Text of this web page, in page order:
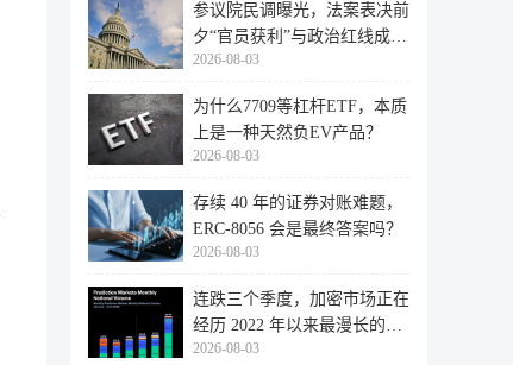
参议院民调曝光，法案表决前
夕“官员获利”与政治红线成最
大
2026-08-03
为什么7709等杠杆ETF，本质
上是一种天然负EV产品？
2026-08-03
存续 40 年的证券对账难题，
ERC-8056 会是最终答案吗？
2026-08-03
连跌三个季度，加密市场正在
经历 2022 年以来最漫长的退
潮
2026-08-03